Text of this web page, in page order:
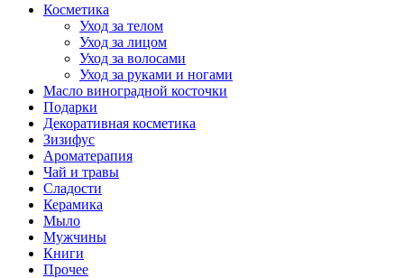
Косметика
Уход за телом
Уход за лицом
Уход за волосами
Уход за руками и ногами
Масло виноградной косточки
Подарки
Декоративная косметика
Зизифус
Ароматерапия
Чай и травы
Сладости
Керамика
Мыло
Мужчины
Книги
Прочее